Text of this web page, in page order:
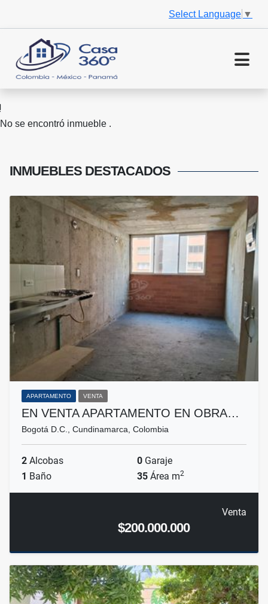
Select Language ▼
No se encontró inmueble .
INMUEBLES DESTACADOS
APARTAMENTO VENTA
EN VENTA APARTAMENTO EN OBRA…
Bogotá D.C., Cundinamarca, Colombia
2 Alcobas 0 Garaje
1 Baño 35 Área m2
Venta
$200.000.000